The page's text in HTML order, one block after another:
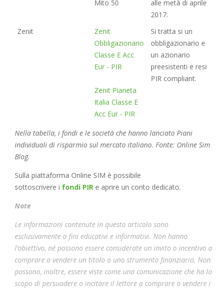
Mito 50
alle metà di aprile
2017.
Zenit
Zenit
Obbligazionario
Classe E Acc
Eur - PIR
Zenit Pianeta
Italia Classe E
Acc Eur - PIR
Si tratta si un
obbligazionario e
un azionario
preesistenti e resi
PIR compliant.
Nella tabella, i fondi e le società che hanno lanciato Piani
individuali di risparmio sul mercato italiano. Fonte: Online Sim
Blog.
Sulla piattaforma Online SIM è possibile
sottoscrivere i fondi PIR e aprire un conto dedicato.
Note
Le informazioni contenute in questo articolo sono
esclusivamente a fini educativi e informativi. Non hanno
l’obiettivo, né possono essere considerate un invito o incentivo a
comprare o vendere un titolo o uno strumento finanziario. Non
possono, inoltre, essere viste come una comunicazione che ha lo
scopo di persuadere o incitare il lettore a comprare o vendere i